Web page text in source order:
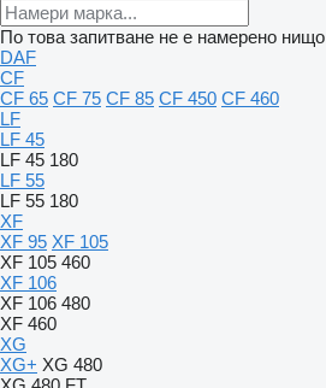
По това запитване не е намерено нищо
DAF
CF
CF 65 CF 75 CF 85 CF 450 CF 460
LF
LF 45
LF 45 180
LF 55
LF 55 180
XF
XF 95 XF 105
XF 105 460
XF 106
XF 106 480
XF 460
XG
XG+ XG 480